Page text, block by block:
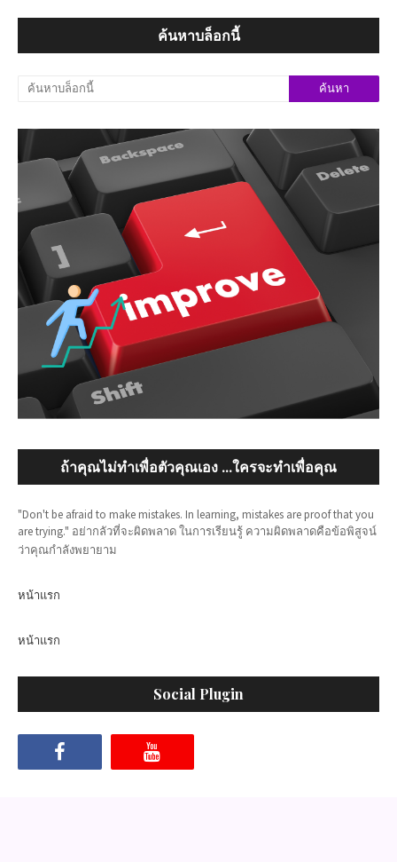
ค้นหาบล็อกนี้
ถ้าคุณไม่ทำเพื่อตัวคุณเอง ...ใครจะทำเพื่อคุณ
"Don't be afraid to make mistakes. In learning, mistakes are proof that you
are trying." อย่ากลัวที่จะผิดพลาด ในการเรียนรู้ ความผิดพลาดคือข้อพิสูจน์
ว่าคุณกำลังพยายาม
หน้าแรก
หน้าแรก
Social Plugin